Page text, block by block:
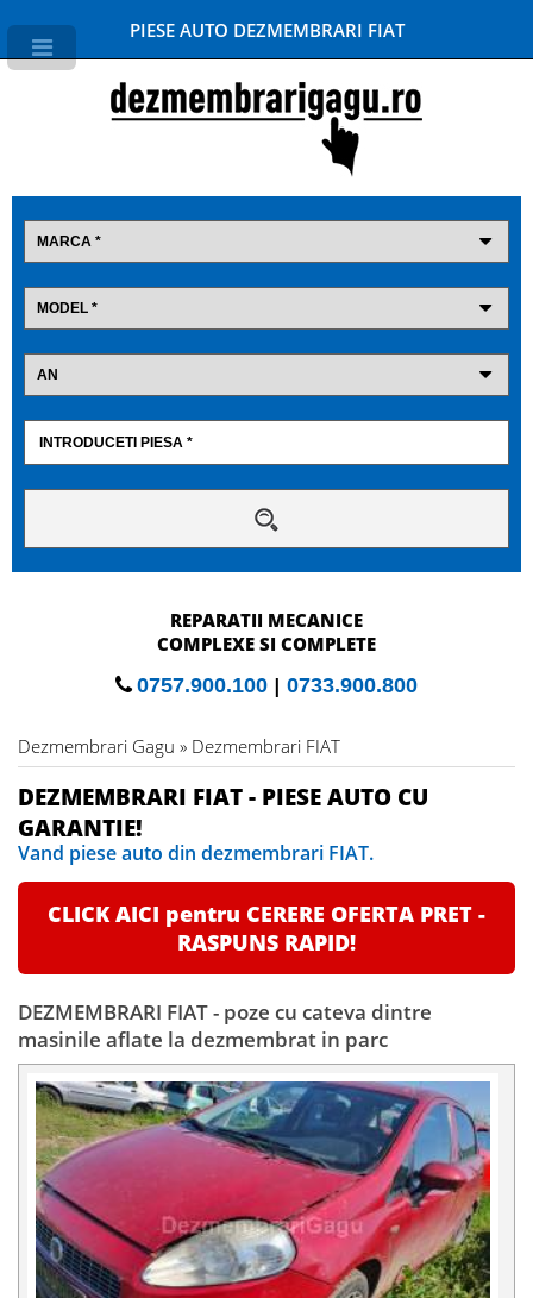
PIESE AUTO DEZMEMBRARI FIAT
REPARATII MECANICE
COMPLEXE SI COMPLETE
0757.900.100 | 0733.900.800
Dezmembrari Gagu » Dezmembrari FIAT
DEZMEMBRARI FIAT - PIESE AUTO CU
GARANTIE!
Vand piese auto din dezmembrari FIAT.
CLICK AICI pentru CERERE OFERTA PRET -
RASPUNS RAPID!
DEZMEMBRARI FIAT - poze cu cateva dintre
masinile aflate la dezmembrat in parc